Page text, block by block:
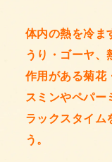
体内の熱を冷ま
うり・ゴーヤ、
作用がある菊花
スミンやペパー
ラックスタイム
う。